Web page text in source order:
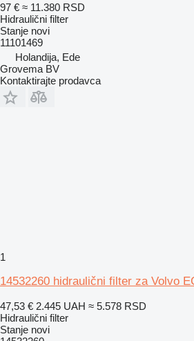
97 € ≈ 11.380 RSD
Hidraulični filter
Stanje novi
11101469
Holandija, Ede
Grovema BV
Kontaktirajte prodavca
1
14532260 hidraulični filter za Volvo
47,53 € 2.445 UAH ≈ 5.578 RSD
Hidraulični filter
Stanje novi